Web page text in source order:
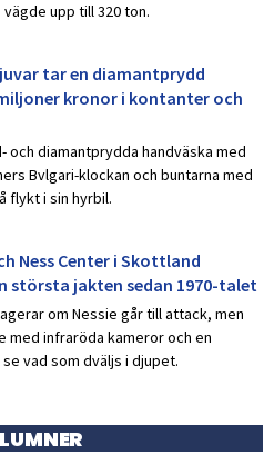
upp till 320 ton.
tar en diamantprydd
kronor i kontanter och
och diamantprydda handväska med
Bvlgari-klockan och buntarna med
flykt i sin hyrbil.
Ness Center i Skottland
största jakten sedan 1970-talet
om Nessie går till attack, men
med infraröda kameror och en
vad som dväljs i djupet.